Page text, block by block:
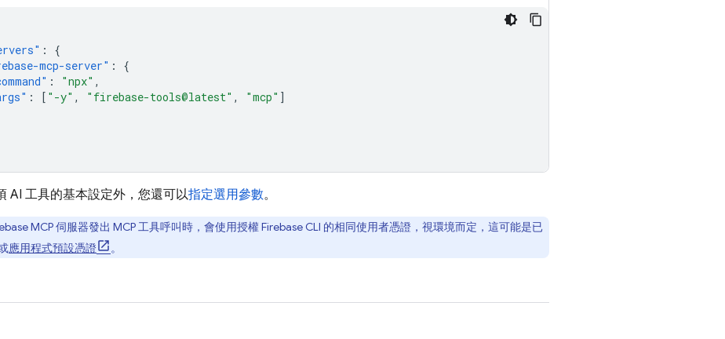
:
{
mcp-server" :
{
: "npx" ,
: [ "-y" , "firebase-tools@latest" , "mcp" ]
AI 工具的基本設定外，您還可以指定選用參數。
MCP 伺服器發出 MCP 工具呼叫時，會使用授權 Firebase CLI 的相同使用者憑證，視環境而定，這可能是已
應用程式預設憑證 。